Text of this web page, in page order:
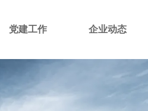
党建工作 企业动态